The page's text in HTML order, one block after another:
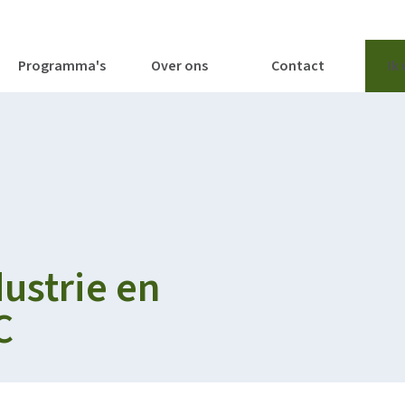
Programma's Over ons Contact Ik
en